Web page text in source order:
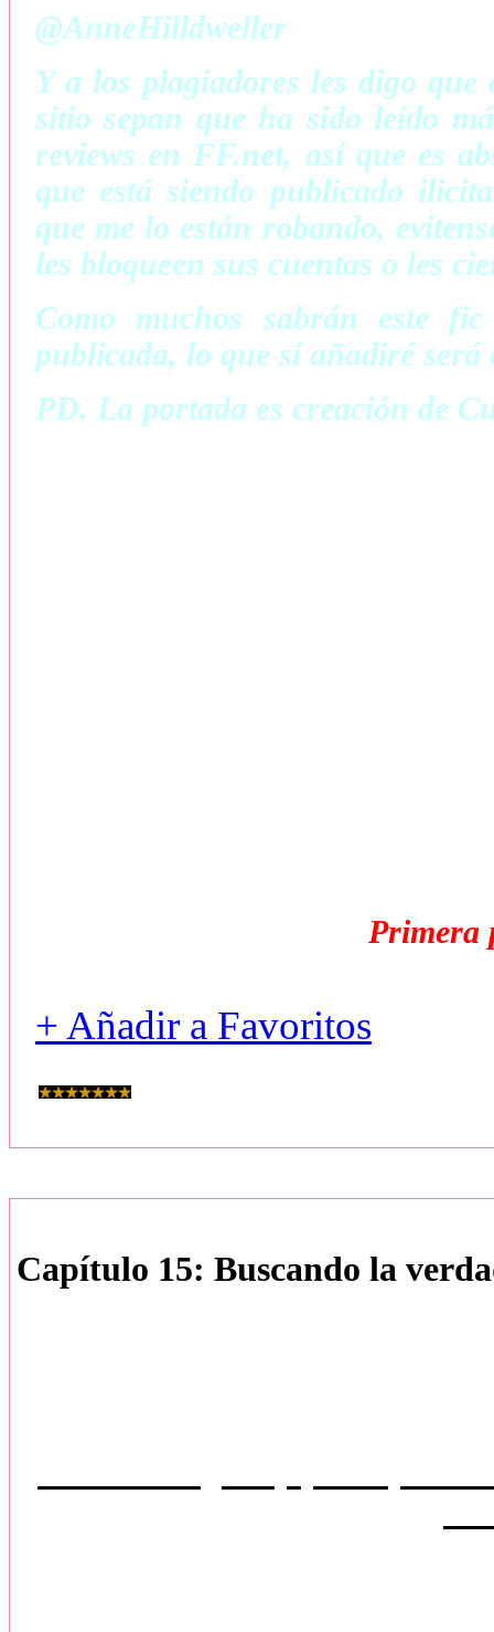
@AnneHilldweller
Y a los plagiadores les digo
sitio sepan que ha sido leído
reviews en FF.net, así que es
que está siendo publicado
que me lo están robando,
les bloqueen sus cuentas o les
Como muchos sabrán este
publicada, lo que sí añadiré será
PD. La portada es creación de
Primera
+ Añadir a Favoritos
Capítulo 15: Buscando la